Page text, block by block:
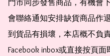
門市同步發售商品，有機會
會聯絡通知安排缺貨商品作
到貨品有損壞，本店概不負
Facebook inbox或直接按頁